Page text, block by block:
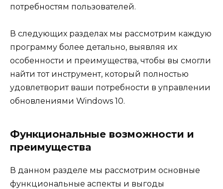
потребностям пользователей.
В следующих разделах мы рассмотрим каждую
программу более детально, выявляя их
особенности и преимущества, чтобы вы смогли
найти тот инструмент, который полностью
удовлетворит ваши потребности в управлении
обновлениями Windows 10.
Функциональные возможности и
преимущества
В данном разделе мы рассмотрим основные
функциональные аспекты и выгоды